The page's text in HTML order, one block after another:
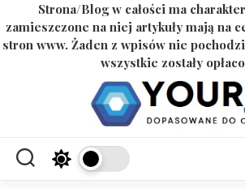
Strona/Blog w całości ma
zamieszczone na niej artykuły mają na
stron www. Żaden z wpisów nie
wszystkie zostały